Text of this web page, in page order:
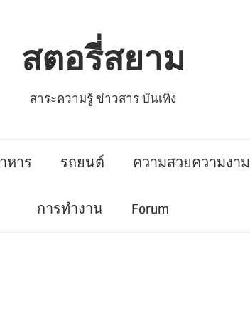
สตอรี่สยาม
สาระความรู้ ข่าวสาร บันเทิง
หาร รถยนต์ ความสวยความงาม
การทำงาน Forum